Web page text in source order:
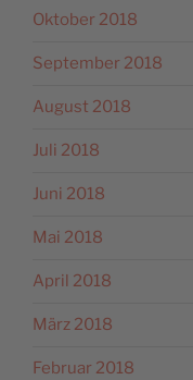
Oktober 2018
September 2018
August 2018
Juli 2018
Juni 2018
Mai 2018
April 2018
März 2018
Februar 2018